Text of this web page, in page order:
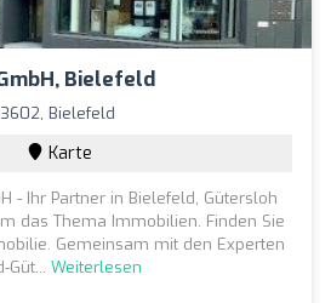
Bielefeld
Bielefeld
Karte
- Ihr Partner in Bielefeld, Gütersloh
das Thema Immobilien. Finden Sie
Gemeinsam mit den Experten
Güt... Weiterlesen